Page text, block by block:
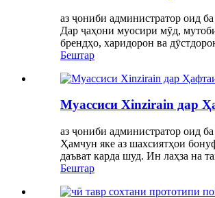
аз ҷониби администратор оид
Дар ҷаҳони муосири мӯд,
брендҳо, харидорон ва
Бештар
Муассиси Xinzirain дар
аз ҷониби администратор оид
Ҳамчун яке аз шахсиятҳои
даъват карда шуд. Ин лаҳза на
Бештар